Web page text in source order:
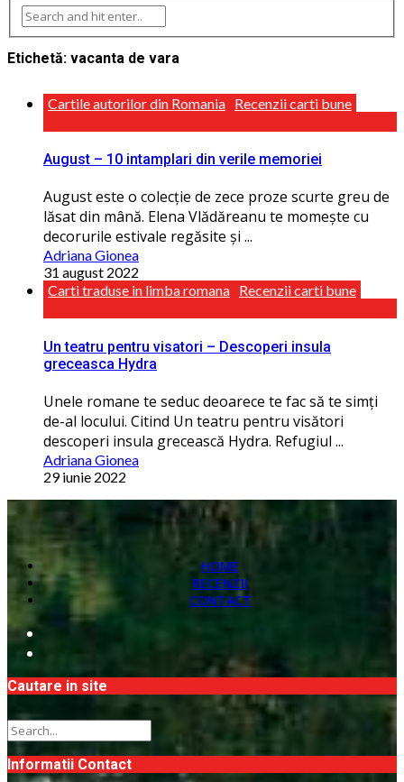
Etichetă: vacanta de vara
Cartile autorilor din Romania Recenzii carti bune
August – 10 intamplari din verile memoriei
August este o colecţie de zece proze scurte greu de
lăsat din mână. Elena Vlădăreanu te momește cu
decorurile estivale regăsite și ...
Adriana Gionea
31 august 2022
Carti traduse in limba romana Recenzii carti bune
Un teatru pentru visatori – Descoperi insula
greceasca Hydra
Unele romane te seduc deoarece te fac să te simţi
de-al locului. Citind Un teatru pentru visători
descoperi insula grecească Hydra. Refugiul ...
Adriana Gionea
29 iunie 2022
HOME
RECENZII
CONTACT
Cautare in site
Informatii Contact